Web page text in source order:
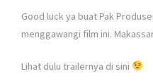
Good luck ya buat Pak
menggawangi film ini.
Lihat dulu trailernya di sini